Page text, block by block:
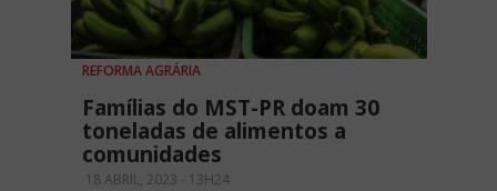
REFORMA AGRÁRIA
Famílias do MST-PR doam 30
toneladas de alimentos a
comunidades
18 ABRIL, 2023 - 13H24